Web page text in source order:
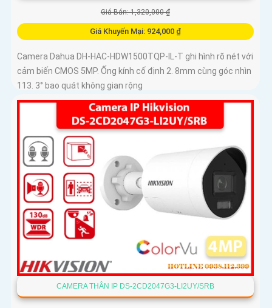
Giá Bán: 1,320,000 ₫
Giá Khuyến Mại: 924,000 ₫
Camera Dahua DH-HAC-HDW1500TQP-IL-T ghi hình rõ nét với
cảm biến CMOS 5MP. Ống kính cố định 2. 8mm cùng góc nhìn
113. 3° bao quát không gian rộng
CAMERA THÂN IP DS-2CD2047G3-LI2UY/SRB